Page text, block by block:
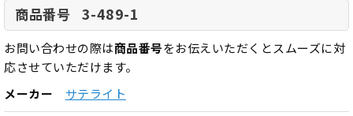
商品番号 3-489-1
お問い合わせの際は商品番号をお伝えいただくとスムーズに対
応させていただけます。
メーカー
サテライト